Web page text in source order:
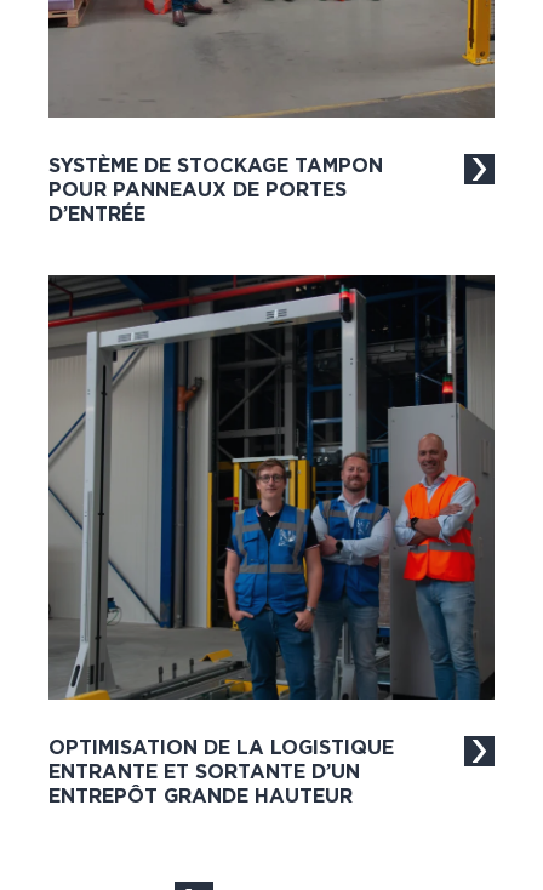
SYSTÈME DE STOCKAGE TAMPON
POUR PANNEAUX DE PORTES
D’ENTRÉE
OPTIMISATION DE LA LOGISTIQUE
ENTRANTE ET SORTANTE D’UN
ENTREPÔT GRANDE HAUTEUR